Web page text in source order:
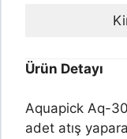
Ürün Detayı
Aquapick Aq-
adet atış